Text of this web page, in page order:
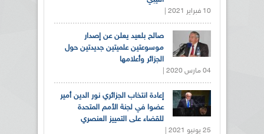
10 فبراير 2021 |
صالح بلعيد يعلن عن إصدار
موسوعتين علميتين جديدتين حول
الجزائر وأعلامها
04 مارس 2020 |
إعادة انتخاب الجزائري نور الدين أمير
عضوا في لجنة الأمم المتحدة
للقضاء على التمييز العنصري
25 يونيو 2021 |